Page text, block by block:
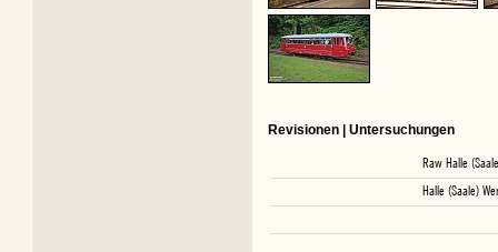
Revisionen | Untersuchungen
Raw Halle
Halle (Saale)